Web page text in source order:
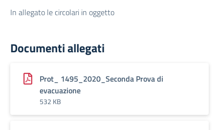
In allegato le circolari in oggetto
Documenti allegati
Prot_ 1495_2020_Seconda Prova di
evacuazione
532 KB